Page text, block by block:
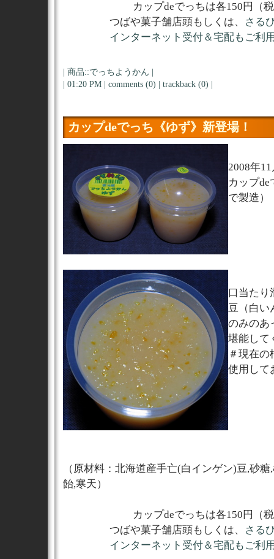
カップdeでっちは各150円（
つばや菓子舗店頭もしくは、
さる
インターネット受付＆宅配もご利
商品::でっちようかん
| 01:20 PM | comments (0) trackback (0)
カップdeでっち《ゆず》新登場！
2008年
カップ
で製造）
口当たり
豆（白い
のみのあ
堪能して
＃現在
使用して
（原材料：北海道産手亡(白インゲン)豆,砂
飴,寒天）
カップdeでっちは各150円（
つばや菓子舗店頭もしくは、
さる
インターネット受付＆宅配もご利